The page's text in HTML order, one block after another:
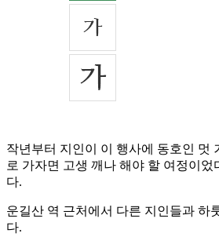
작년부터 지인이 이 행사에 동호인 멋
로 가자면 고생 깨나 해야 할 여정이
다.
운길산 역 근처에서 다른 지인들과 하
다.